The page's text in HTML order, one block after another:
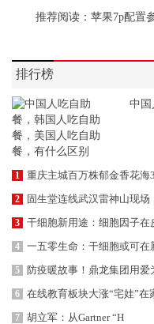
推荐阅读： 苹果7p配置
排行榜
中国
1 重庆主城百万株郁金香花海
2 固生堂连线武汉雷神山现场
3 干细胞新用途：细胞因子在
4 一五零生命：干细胞或可在
5 防疫暖故事！鼎龙集团用爱
6 在线教育板块大涨“宅娃”在
7 胡立军：从Gartner “H